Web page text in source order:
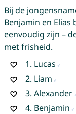
Bij de
Benjamin en
eenvoudig zijn –
met frisheid.
1. Lucas
2. Liam
3. Alexander
4. Benjamin